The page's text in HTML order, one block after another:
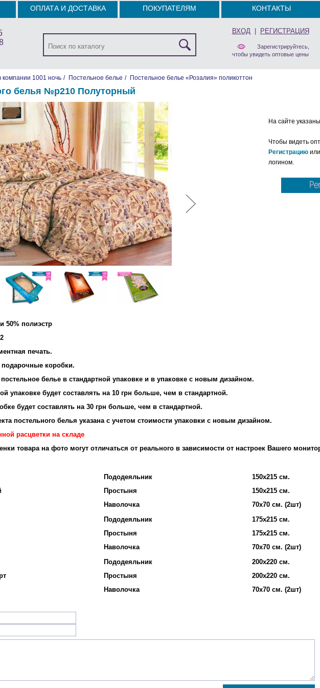
ОПЛАТА И ДОСТАВКА ПОКУПАТЕЛЯМ КОНТАКТЫ
ВХОД| РЕГИСТРАЦИЯ
Зарегистрируйтесь,
чтобы увидеть оптовые цены
компании 1001 ночь / Постельное белье / Постельное белье «Розалия» поликоттон
белья №р210 Полуторный
На сайте
Чтобы видеть
Регистрацию или
логином.
50% полиэстр
печать.
подарочные коробки.
белье в стандартной упаковке и в упаковке с новым дизайном.
упаковке будет составлять на 10 грн больше, чем в стандартной.
будет составлять на 30 грн больше, чем в стандартной.
постельного белья указана с учетом стоимости упаковки с новым дизайном.
расцветки на складе
товара на фото могут отличаться от реального в зависимости от настроек Вашего
Пододеяльник
Простыня
Наволочка
150х215 см.
150х215 см.
70х70 см. (2шт)
Пододеяльник
Простыня
Наволочка
175х215 см.
175х215 см.
70х70 см. (2шт)
Пододеяльник
Простыня
Наволочка
200х220 см.
200х220 см.
70х70 см. (2шт)